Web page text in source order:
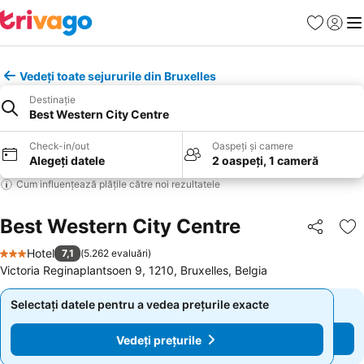
Favorite
Vedeți toate sejururile din Bruxelles
Destinație
Best Western City Centre
Check-in/out
Alegeți datele
Oaspeți și camere
2 oaspeți, 1 cameră
Cum influențează plățile către noi rezultatele
Best Western City Centre Distribuiți
3 Stele
Hotel 7,1 (5.262 evaluări)
Victoria Reginaplantsoen 9, 1210, Bruxelles, Belgia
Selectați datele pentru a vedea prețurile exacte
Vedeți prețurile
Selectați datele pentru a vedea prețurile exacte
Vedeți prețurile